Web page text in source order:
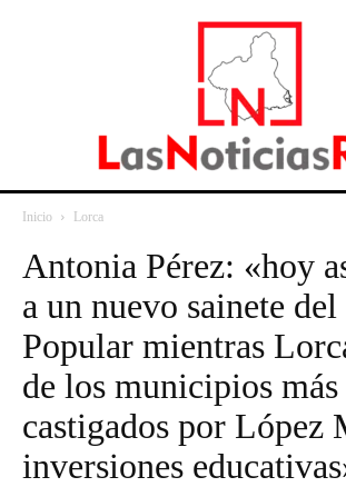
Inicio Lorca
Antonia Pérez: «hoy
a un nuevo sainete
Popular mientras
de los municipios más
castigados por López
inversiones